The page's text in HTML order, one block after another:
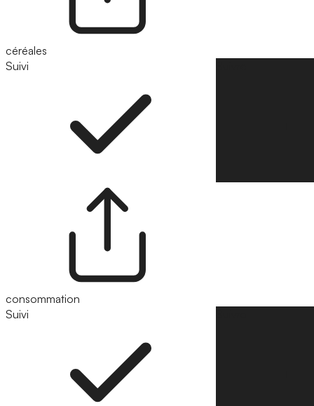
céréales
Suivi
consommation
Suivi